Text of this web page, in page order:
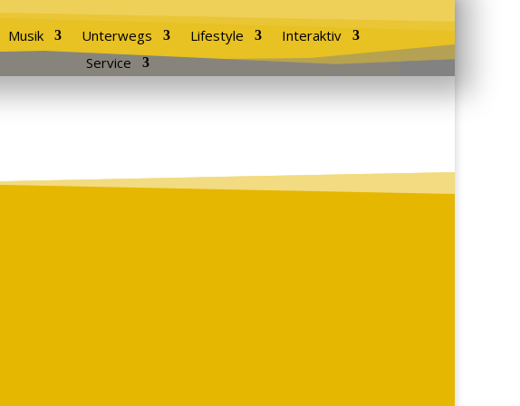
Musik Unterwegs Lifestyle
Interaktiv
Service